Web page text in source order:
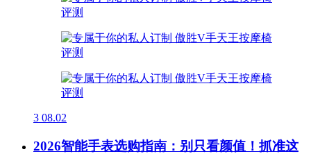
3 08.02
2026智能手表选购指南：别只看颜值！抓准这